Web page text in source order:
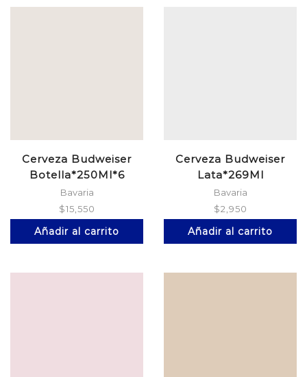
Cerveza Budweiser
Botella*250Ml*6
Bavaria
$15,550
Añadir al carrito
Cerveza Budweiser
Lata*269Ml
Bavaria
$2,950
Añadir al carrito